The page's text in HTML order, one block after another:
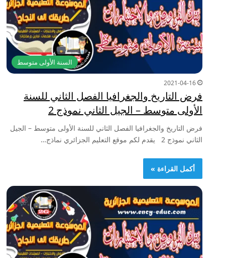
السنة الأولى متوسط
2021-04-16
فرض التاريخ والجغرافيا الفصل الثاني للسنة
الأولى متوسط – الجيل الثاني نموذج 2
فرض التاريخ والجغرافيا الفصل الثاني للسنة الأولى متوسط – الجيل
الثاني نموذج 2 يقدم لكم موقع التعليم الجزائري نماذج…
أكمل القراءة »